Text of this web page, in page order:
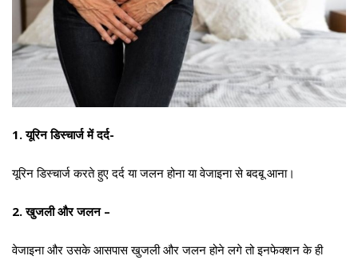
1. यूरिन डिस्चार्ज में दर्द-
यूरिन डिस्चार्ज करते हुए दर्द या जलन होना या वेजाइना से बदबू आना।
2. खुजली और जलन –
वेजाइना और उसके आसपास खुजली और जलन होने लगे तो इनफेक्शन के ही